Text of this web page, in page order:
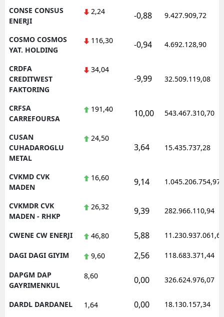
CONSE CONSUS
ENERJI
2,24 -0,88 9.427.909,72
COSMO COSMOS
YAT. HOLDING
116,30 -0,94 4.692.128,90
CRDFA
CREDITWEST
FAKTORING
34,04
-9,99 32.509.119,08
CRFSA
CARREFOURSA
191,40 10,00 543.467.310,70
CUSAN
CUHADAROGLU
METAL
24,50
3,64 15.435.737,28
CVKMD CVK
MADEN
16,60 9,14 1.045.206.754,97
CVKMDR CVK
MADEN - RHKP
26,32 9,39 282.966.110,94
CWENE CW ENERJI 46,80 5,88 11.230.937.061,62
DAGI DAGI GIYIM 9,60 2,56 118.683.371,44
DAPGM DAP
GAYRIMENKUL
8,60 0,00 326.624.976,07
DARDL DARDANEL 1,64 0,00 18.130.157,34